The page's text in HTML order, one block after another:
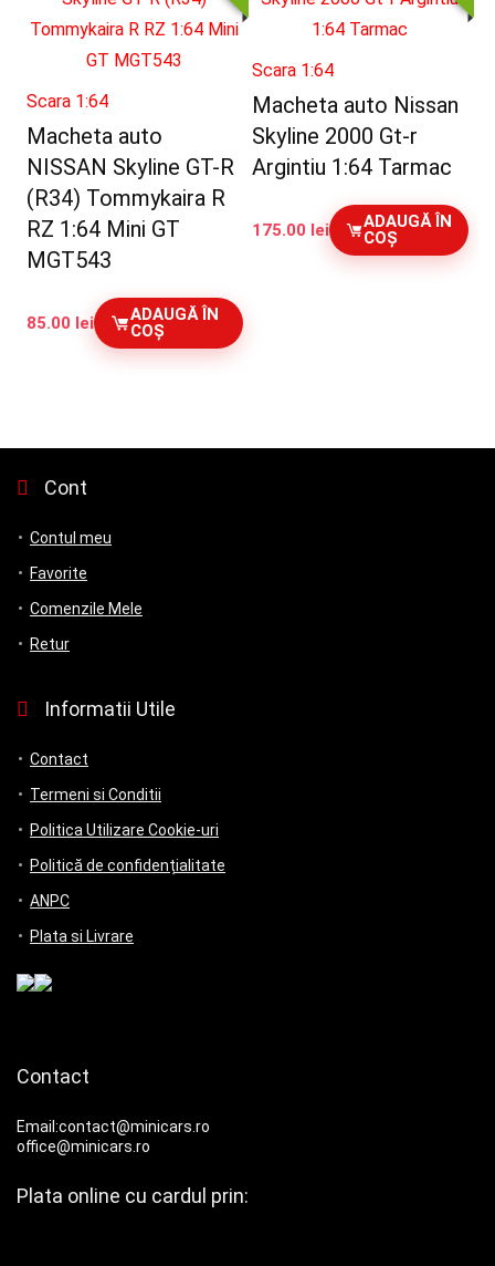
Scara 1:64
Macheta auto
NISSAN Skyline GT-R
(R34) Tommykaira R
RZ 1:64 Mini GT
MGT543
85.00 lei
ADAUGĂ ÎN
COȘ
Scara 1:64
Macheta auto Nissan
Skyline 2000 Gt-r
Argintiu 1:64 Tarmac
175.00 lei
ADAUGĂ ÎN
COȘ
Cont
Contul meu
Favorite
Comenzile Mele
Retur
Informatii Utile
Contact
Termeni si Conditii
Politica Utilizare Cookie-uri
Politică de confidențialitate
ANPC
Plata si Livrare
Contact
Email:contact@minicars.ro
office@minicars.ro
Plata online cu cardul prin: